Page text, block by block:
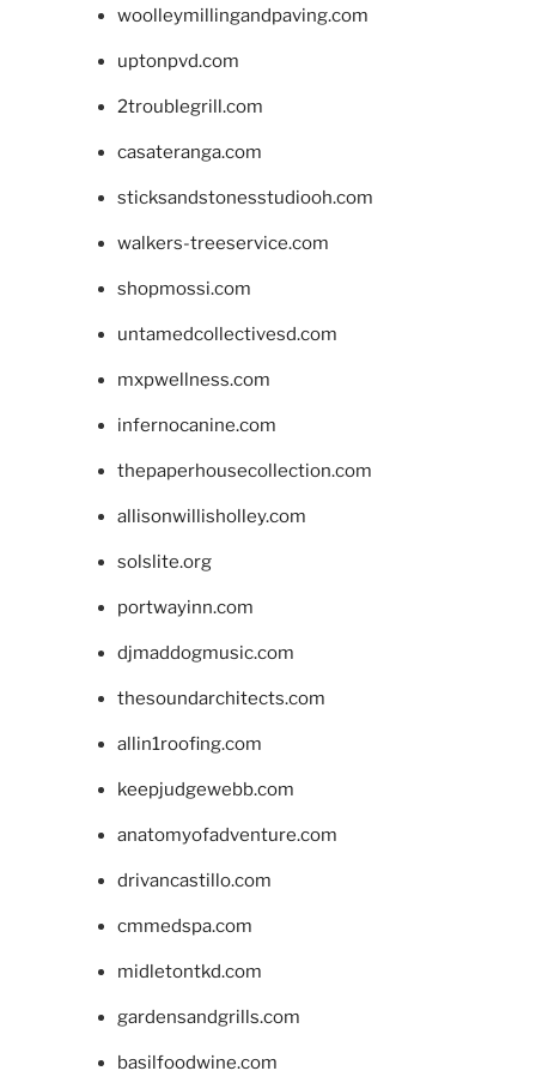
woolleymillingandpaving.com
uptonpvd.com
2troublegrill.com
casateranga.com
sticksandstonesstudiooh.com
walkers-treeservice.com
shopmossi.com
untamedcollectivesd.com
mxpwellness.com
infernocanine.com
thepaperhousecollection.com
allisonwillisholley.com
solslite.org
portwayinn.com
djmaddogmusic.com
thesoundarchitects.com
allin1roofing.com
keepjudgewebb.com
anatomyofadventure.com
drivancastillo.com
cmmedspa.com
midletontkd.com
gardensandgrills.com
basilfoodwine.com